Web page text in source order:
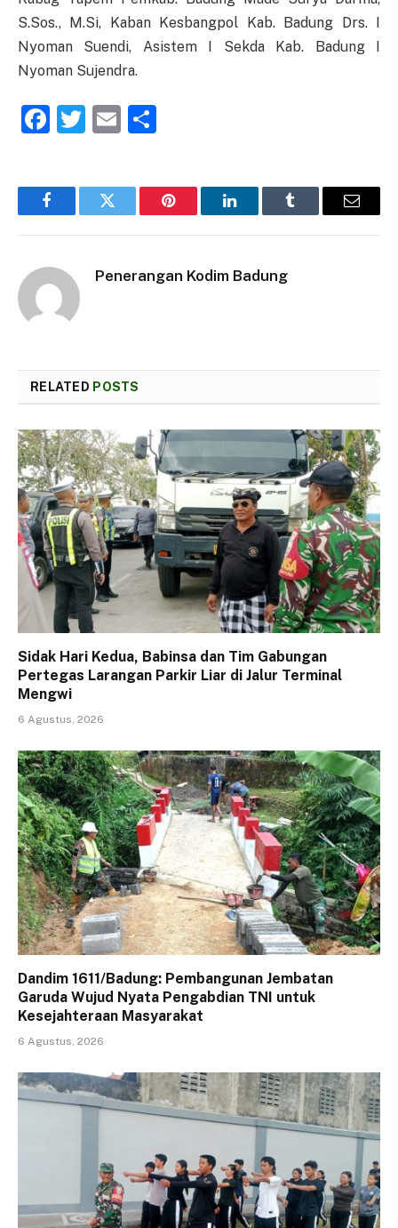
S.Sos., M.Si, Kaban Kesbangpol Kab. Badung Drs. I
Nyoman Suendi, Asistem I Sekda Kab. Badung I
Nyoman Sujendra.
Facebook
Twitter
Email
FacebookTwitter Pinterest LinkedInTumblr Email
Penerangan Kodim Badung
RELATED POSTS
Sidak Hari Kedua, Babinsa dan Tim Gabungan
Pertegas Larangan Parkir Liar di Jalur Terminal
Mengwi
6 Agustus, 2026
Dandim 1611/Badung: Pembangunan Jembatan
Garuda Wujud Nyata Pengabdian TNI untuk
Kesejahteraan Masyarakat
6 Agustus, 2026